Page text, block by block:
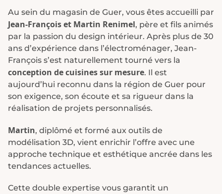
Au sein du magasin de Guer, vous êtes accueilli par
Jean-François et Martin Renimel, père et fils animés
par la passion du design intérieur. Après plus de 30
ans d’expérience dans l’électroménager, Jean-
François s’est naturellement tourné vers la
conception de cuisines sur mesure. Il est
aujourd’hui reconnu dans la région de Guer pour
son exigence, son écoute et sa rigueur dans la
réalisation de projets personnalisés.
Martin, diplômé et formé aux outils de
modélisation 3D, vient enrichir l’offre avec une
approche technique et esthétique ancrée dans les
tendances actuelles.
Cette double expertise vous garantit un